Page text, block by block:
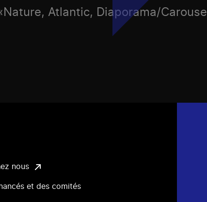
Atlantic, Diaporama/
nous
et des comités